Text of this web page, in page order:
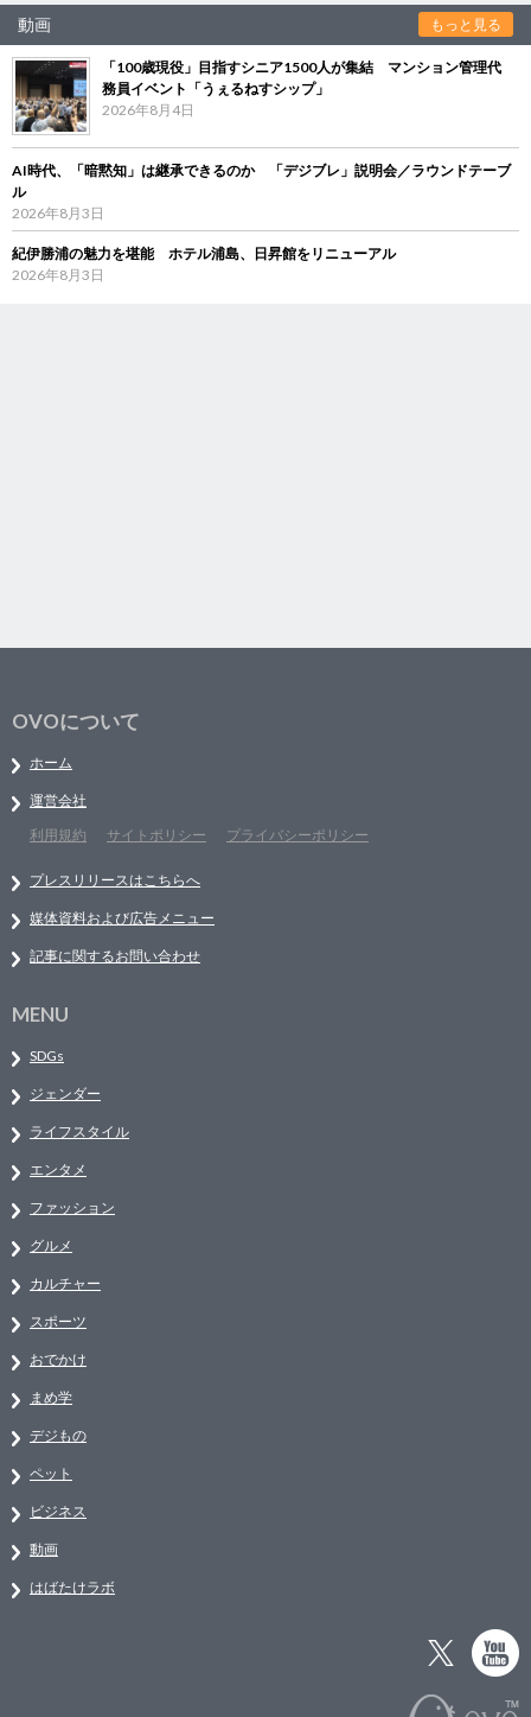
動画 もっと見る
「100歳現役」目指すシニア1500人が集結 マンション管理代
務員イベント「うぇるねすシップ」
2026年8月4日
AI時代、「暗黙知」は継承できるのか 「デジブレ」説明会／ラウンドテーブ
ル
2026年8月3日
紀伊勝浦の魅力を堪能 ホテル浦島、日昇館をリニューアル
2026年8月3日
OVOについて
ホーム
運営会社
利用規約
サイトポリシー プライバシーポリシー
プレスリリースはこちらへ
媒体資料および広告メニュー
記事に関するお問い合わせ
MENU
SDGs
ジェンダー
ライフスタイル
エンタメ
ファッション
グルメ
カルチャー
スポーツ
おでかけ
まめ学
デジもの
ペット
ビジネス
動画
はばたけラボ